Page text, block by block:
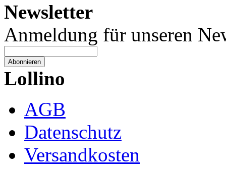
Newsletter
Anmeldung für unseren
Abonnieren
Lollino
AGB
Datenschutz
Versandkosten